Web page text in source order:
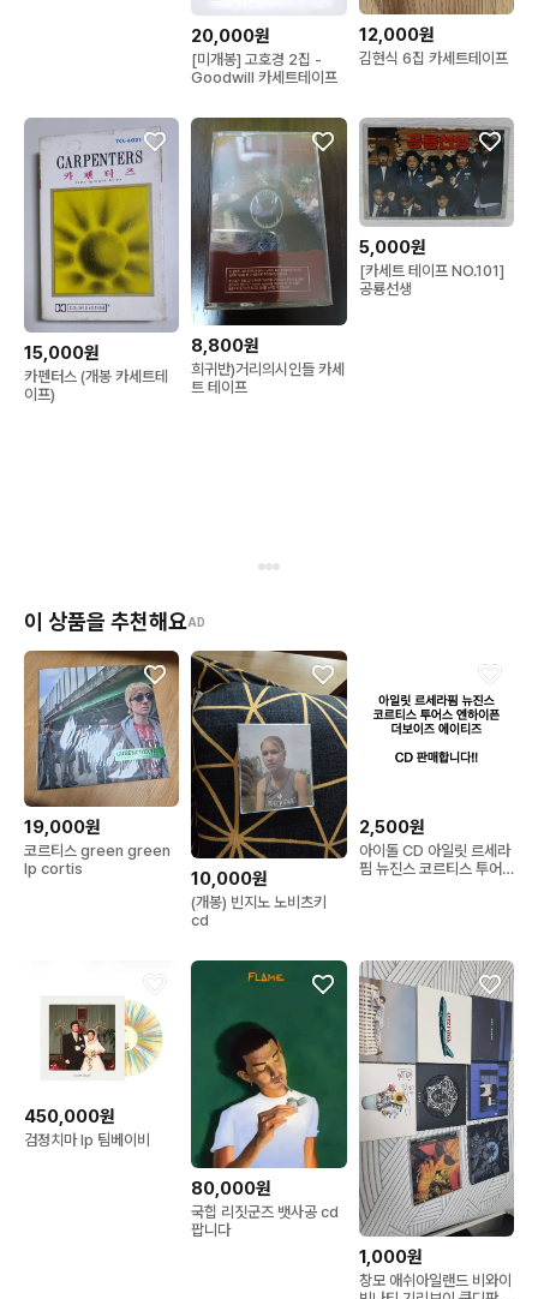
20,000원
[미개봉] 고호경 2집 -
Goodwill 카세트테이프
12,000원
김현식 6집 카세트테이프
15,000원
카펜터스 (개봉 카세트테
이프)
8,800원
희귀반)거리의시인들 카세
트 테이프
5,000원
[카세트 테이프 NO.101]
공룡선생
이 상품을 추천해요AD
19,000원
코르티스 green green
lp cortis
10,000원
(개봉) 빈지노 노비츠키
cd
2,500원
아이돌 CD 아일릿 르세라
핌 뉴진스 코르티스 투어
450,000원
검정치마 lp 팀베이비
80,000원
국힙 리짓군즈 뱃사공 cd
팝니다
1,000원
창모 애쉬아일랜드 비와이